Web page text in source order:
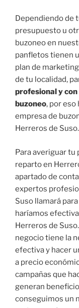
Dependiendo de
presupuesto u
buzoneo en
panfletos tienen
plan de
de tu localidad,
profesional y
buzoneo, por eso
empresa de
Herreros de Suso.
Para averiguar tu
reparto en
apartado de
expertos
Suso llamará
haríamos
Herreros de
negocio tiene la
efectiva y hacer
a precio
campañas que
generan
conseguimos un